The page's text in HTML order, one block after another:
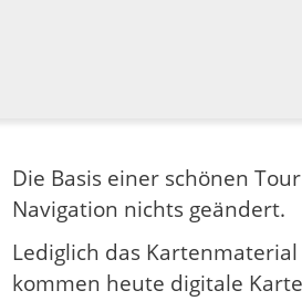
Die Basis einer schönen
Navigation nichts geändert.
Lediglich das
kommen heute digitale